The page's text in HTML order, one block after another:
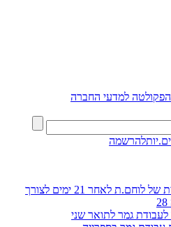
הפקולטה למדעי החברה
להרשמה
הצהרה אישית של לוחם.ת לאחר 21 ימים לצורך
גמר לתואר שני